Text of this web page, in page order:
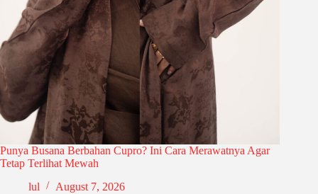
Punya Busana Berbahan Cupro? Ini Cara Merawatnya Agar
Tetap Terlihat Mewah
lul
August 7, 2026